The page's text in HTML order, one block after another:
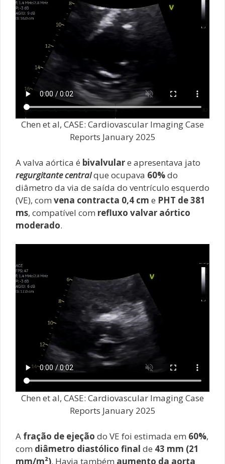
Chen et al, CASE: Cardiovascular Imaging Case
Reports January 2025
A valva aórtica é bivalvulare apresentava jato
regurgitante centralque ocupava 60%do
diâmetro da via de saída do ventrículo esquerdo
(VE), com vena contracta 0,4 cm e PHT de 381
ms, compatível com refluxo valvar aórtico
moderado.
Chen et al, CASE: Cardiovascular Imaging Case
Reports January 2025
A fração de ejeção do VE foi estimada em 60%,
com diâmetro diastólico final de 43 mm (21
mm/m²). Havia também aumento da aorta